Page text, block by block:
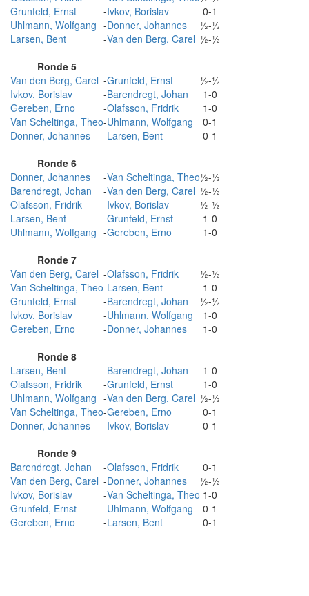
Grunfeld, Ernst
-Ivkov, Borislav
0-1
Uhlmann, Wolfgang -Donner, Johannes
½-½
Larsen, Bent
-Van den Berg, Carel ½-½
Ronde 5
Van den Berg, Carel -Grunfeld, Ernst
½-½
Ivkov, Borislav
-Barendregt, Johan
1-0
Gereben, Erno
-Olafsson, Fridrik
1-0
Van Scheltinga, Theo-Uhlmann, Wolfgang
0-1
Donner, Johannes
-Larsen, Bent
0-1
Ronde 6
Donner, Johannes
-Van Scheltinga, Theo½-½
Barendregt, Johan
-Van den Berg, Carel ½-½
Olafsson, Fridrik
-Ivkov, Borislav
½-½
Larsen, Bent
-Grunfeld, Ernst
1-0
Uhlmann, Wolfgang -Gereben, Erno
1-0
Ronde 7
Van den Berg, Carel -Olafsson, Fridrik
½-½
Van Scheltinga, Theo-Larsen, Bent
1-0
Grunfeld, Ernst
-Barendregt, Johan
½-½
Ivkov, Borislav
-Uhlmann, Wolfgang
1-0
Gereben, Erno
-Donner, Johannes
1-0
Ronde 8
Larsen, Bent
-Barendregt, Johan
1-0
Olafsson, Fridrik
-Grunfeld, Ernst
1-0
Uhlmann, Wolfgang -Van den Berg, Carel ½-½
Van Scheltinga, Theo-Gereben, Erno
0-1
Donner, Johannes
-Ivkov, Borislav
0-1
Ronde 9
Barendregt, Johan
-Olafsson, Fridrik
0-1
Van den Berg, Carel -Donner, Johannes
½-½
Ivkov, Borislav
-Van Scheltinga, Theo 1-0
Grunfeld, Ernst
-Uhlmann, Wolfgang
0-1
Gereben, Erno
-Larsen, Bent 0-1